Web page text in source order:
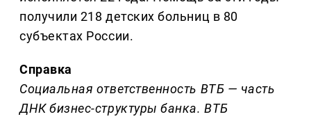
получили 218 детских больниц в 80
субъектах России.
Справка
Социальная ответственность ВТБ — часть
ДНК бизнес-структуры банка. ВТБ